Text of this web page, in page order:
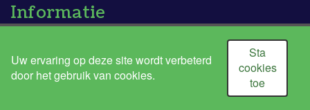
Informatie
Ik word scheidsrechter
Sportlink
Uw ervaring op deze site wordt verbeterd
door het gebruik van cookies.
Sta
cookies
toe